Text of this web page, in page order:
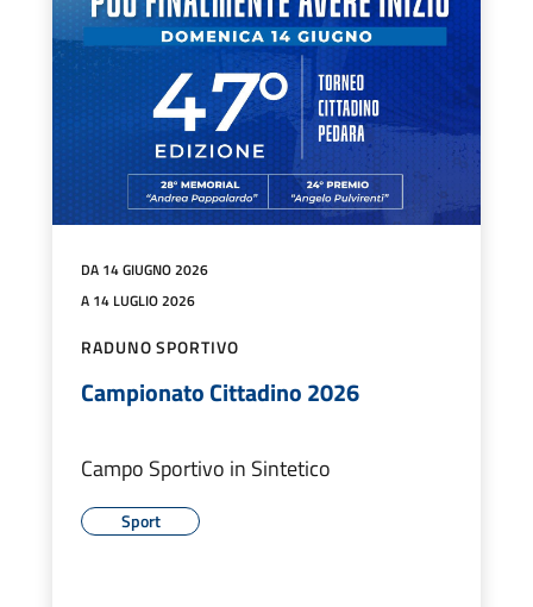
DA 14 GIUGNO 2026
A 14 LUGLIO 2026
RADUNO SPORTIVO
Campionato Cittadino 2026
Campo Sportivo in Sintetico
Sport